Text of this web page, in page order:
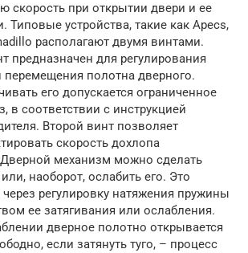
скорость при открытии двери и ее
Типовые устройства, такие как Apecs,
располагают двумя винтами.
предназначен для регулирования
перемещения полотна дверного.
его допускается ограниченное
в соответствии с инструкцией
Второй винт позволяет
скорость дохлопа
механизм можно сделать
наоборот, ослабить его. Это
через регулировку натяжения пружины
ее затягивания или ослабления.
дверное полотно открывается
если затянуть туго, – процесс